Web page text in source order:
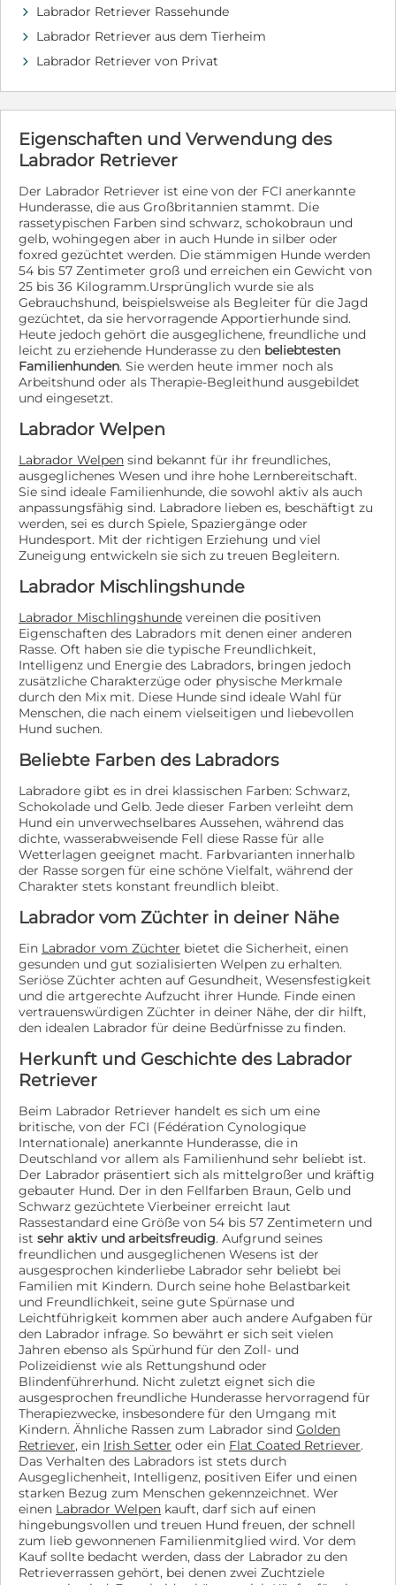
ihrem Menschen und folgt ihrem Hundeführer
sondern angenehm zurückhaltend und einfach nur
dankbar für jede Aufmerksamkeit. Pochita läuft bereits
Hunden und wäre aufgrund ihres unkomplizierten
Wesens auch für Hundeanfänger eine wunderbare
nicht getestet werden, wir können es aber in Erfahrung
bringen. Jetzt fehlt ihr nur noch eines: Menschen, die
Menschen, die sie gesund ernähren, ihr Geborgenheit
schenken und ihr die Zeit geben, endlich anzukommen.
Mit etwas Bewegung, gutem Futter und ganz viel Liebe
wird Pochita sicher an Gewicht verlieren und ihre
Lebensfreude noch mehr entfalten. Solche Hunde
werden in Kroatien leider besonders häufig übersehen.
Für viele sind sie einfach nur einer von unzähligen
Hunden hinter Gittern. Doch Pochita ist viel mehr als
das. Sie ist eine treue Seele, die trotz allem den Glauben
an den Menschen nicht verloren hat. Wer schenkt
dieser wundervollen Hündin endlich das Zuhause, das
sie ihr ganzes Leben lang verdient hätte?
~~~~~~~~~~~~~~~~~~~~~~~~~~~~ Dieser Hund befindet
Reservierung ist nur nach positiven Formalitäten
Alle Hunde älter als 8 Monate, reisen mit
Tollwutimpfung, Grundimmunisierung, Entwurmung,
Mittelmeererkrankungen Test, Giardien Test, Kastration,
Chip, EU-Pass und Traces Dokumenten. www.dog-
rescue-resort.de
https://www.facebook.com/share/1NYVCevo3Q/?
mibextid=wwXIfr
d Labrador Retriever Rassehunde
d Labrador Retriever aus dem Tierheim
d Labrador Retriever von Privat
Eigenschaften und Verwendung des
Labrador Retriever
Der Labrador Retriever ist eine von der FCI anerkannte
Hunderasse, die aus Großbritannien stammt. Die
rassetypischen Farben sind schwarz, schokobraun und
gelb, wohingegen aber in auch Hunde in silber oder
foxred gezüchtet werden. Die stämmigen Hunde werden
54 bis 57 Zentimeter groß und erreichen ein Gewicht von
25 bis 36 Kilogramm.Ursprünglich wurde sie als
Gebrauchshund, beispielsweise als Begleiter für die Jagd
gezüchtet, da sie hervorragende Apportierhunde sind.
Heute jedoch gehört die ausgeglichene, freundliche und
leicht zu erziehende Hunderasse zu den beliebtesten
Familienhunden. Sie werden heute immer noch als
Arbeitshund oder als Therapie-Begleithund ausgebildet
und eingesetzt.
Labrador Welpen
Labrador Welpen sind bekannt für ihr freundliches,
ausgeglichenes Wesen und ihre hohe Lernbereitschaft.
Sie sind ideale Familienhunde, die sowohl aktiv als auch
anpassungsfähig sind. Labradore lieben es, beschäftigt zu
werden, sei es durch Spiele, Spaziergänge oder
Hundesport. Mit der richtigen Erziehung und viel
Zuneigung entwickeln sie sich zu treuen Begleitern.
Labrador Mischlingshunde
Labrador Mischlingshunde vereinen die positiven
Eigenschaften des Labradors mit denen einer anderen
Rasse. Oft haben sie die typische Freundlichkeit,
Intelligenz und Energie des Labradors, bringen jedoch
zusätzliche Charakterzüge oder physische Merkmale
durch den Mix mit. Diese Hunde sind ideale Wahl für
Menschen, die nach einem vielseitigen und liebevollen
Hund suchen.
Beliebte Farben des Labradors
Labradore gibt es in drei klassischen Farben: Schwarz,
Schokolade und Gelb. Jede dieser Farben verleiht dem
Hund ein unverwechselbares Aussehen, während das
dichte, wasserabweisende Fell diese Rasse für alle
Wetterlagen geeignet macht. Farbvarianten innerhalb
der Rasse sorgen für eine schöne Vielfalt, während der
Charakter stets konstant freundlich bleibt.
Labrador vom Züchter in deiner Nähe
Ein Labrador vom Züchter bietet die Sicherheit, einen
gesunden und gut sozialisierten Welpen zu erhalten.
Seriöse Züchter achten auf Gesundheit, Wesensfestigkeit
und die artgerechte Aufzucht ihrer Hunde. Finde einen
vertrauenswürdigen Züchter in deiner Nähe, der dir hilft,
den idealen Labrador für deine Bedürfnisse zu finden.
Herkunft und Geschichte des Labrador
Retriever
Beim Labrador Retriever handelt es sich um eine
britische, von der FCI (Fédération Cynologique
Internationale) anerkannte Hunderasse, die in
Deutschland vor allem als Familienhund sehr beliebt ist.
Der Labrador präsentiert sich als mittelgroßer und kräftig
gebauter Hund. Der in den Fellfarben Braun, Gelb und
Schwarz gezüchtete Vierbeiner erreicht laut
Rassestandard eine Größe von 54 bis 57 Zentimetern und
ist sehr aktiv und arbeitsfreudig. Aufgrund seines
freundlichen und ausgeglichenen Wesens ist der
ausgesprochen kinderliebe Labrador sehr beliebt bei
Familien mit Kindern. Durch seine hohe Belastbarkeit
und Freundlichkeit, seine gute Spürnase und
Leichtführigkeit kommen aber auch andere Aufgaben für
den Labrador infrage. So bewährt er sich seit vielen
Jahren ebenso als Spürhund für den Zoll- und
Polizeidienst wie als Rettungshund oder
Blindenführerhund. Nicht zuletzt eignet sich die
ausgesprochen freundliche Hunderasse hervorragend für
Therapiezwecke, insbesondere für den Umgang mit
Kindern. Ähnliche Rassen zum Labrador sind Golden
Retriever, ein Irish Setter oder ein Flat Coated Retriever.
Das Verhalten des Labradors ist stets durch
Ausgeglichenheit, Intelligenz, positiven Eifer und einen
starken Bezug zum Menschen gekennzeichnet. Wer
einen Labrador Welpen kauft, darf sich auf einen
hingebungsvollen und treuen Hund freuen, der schnell
zum lieb gewonnenen Familienmitglied wird. Vor dem
Kauf sollte bedacht werden, dass der Labrador zu den
Retrieverrassen gehört, bei denen zwei Zuchtziele